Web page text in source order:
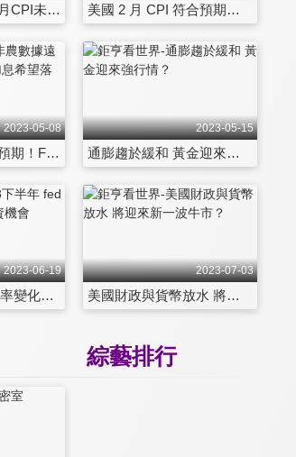
矽谷銀行暴雷、2月CPI未明朗 Fed利率政策將轉折？ 美國 2 月 CPI 符合預期，Fed陷入升不升息的困難抉擇
2023-05-08
4月非農數據遠超預期！Fed暫停加息希望落空？
2023-05-15
通膨趨於緩和 黃金迎來強行情？
2023-06-19
2023下半年 fed利率變化帶來的投資機會
2023-07-03
美國財政與貨幣放水 將迎來新一波牛市？
綜藝排行